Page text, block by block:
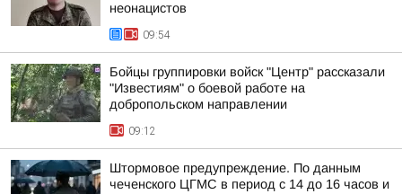
неонацистов
09:54
Бойцы группировки войск "Центр" рассказали
"Известиям" о боевой работе на
добропольском направлении
09:12
Штормовое предупреждение. По данным
чеченского ЦГМС в период с 14 до 16 часов и